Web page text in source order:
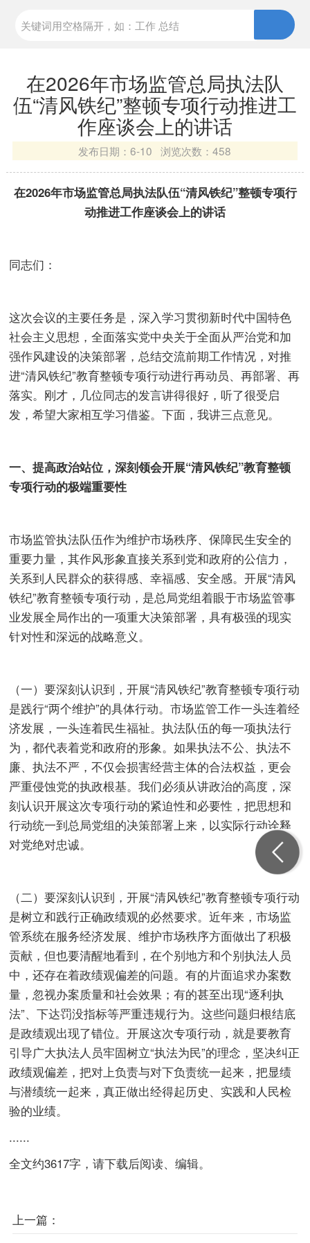
在2026年市场监管总局执法队
伍“清风铁纪”整顿专项行动推进工
作座谈会上的讲话
发布日期：6-10 浏览次数：458
在2026年市场监管总局执法队伍“清风铁纪”整顿专项行
动推进工作座谈会上的讲话
同志们：
这次会议的主要任务是，深入学习贯彻新时代中国特色
社会主义思想，全面落实党中央关于全面从严治党和加
强作风建设的决策部署，总结交流前期工作情况，对推
进“清风铁纪”教育整顿专项行动进行再动员、再部署、再
落实。刚才，几位同志的发言讲得很好，听了很受启
发，希望大家相互学习借鉴。下面，我讲三点意见。
一、提高政治站位，深刻领会开展“清风铁纪”教育整顿
专项行动的极端重要性
市场监管执法队伍作为维护市场秩序、保障民生安全的
重要力量，其作风形象直接关系到党和政府的公信力，
关系到人民群众的获得感、幸福感、安全感。开展“清风
铁纪”教育整顿专项行动，是总局党组着眼于市场监管事
业发展全局作出的一项重大决策部署，具有极强的现实
针对性和深远的战略意义。
（一）要深刻认识到，开展“清风铁纪”教育整顿专项行动
是践行“两个维护”的具体行动。市场监管工作一头连着经
济发展，一头连着民生福祉。执法队伍的每一项执法行
为，都代表着党和政府的形象。如果执法不公、执法不
廉、执法不严，不仅会损害经营主体的合法权益，更会
严重侵蚀党的执政根基。我们必须从讲政治的高度，深
刻认识开展这次专项行动的紧迫性和必要性，把思想和
行动统一到总局党组的决策部署上来，以实际行动诠释
对党绝对忠诚。
（二）要深刻认识到，开展“清风铁纪”教育整顿专项行动
是树立和践行正确政绩观的必然要求。近年来，市场监
管系统在服务经济发展、维护市场秩序方面做出了积极
贡献，但也要清醒地看到，在个别地方和个别执法人员
中，还存在着政绩观偏差的问题。有的片面追求办案数
量，忽视办案质量和社会效果；有的甚至出现“逐利执
法”、下达罚没指标等严重违规行为。这些问题归根结底
是政绩观出现了错位。开展这次专项行动，就是要教育
引导广大执法人员牢固树立“执法为民”的理念，坚决纠正
政绩观偏差，把对上负责与对下负责统一起来，把显绩
与潜绩统一起来，真正做出经得起历史、实践和人民检
验的业绩。
......
全文约3617字，请下载后阅读、编辑。
上一篇：